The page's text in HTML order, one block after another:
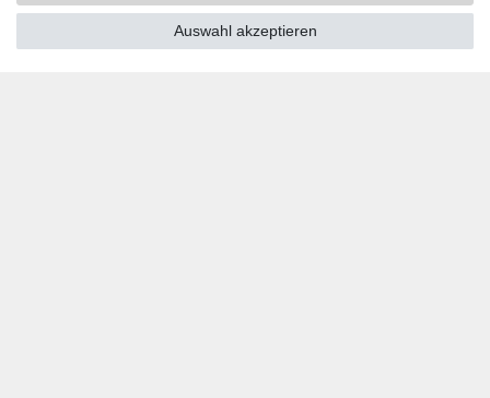
Auswahl akzeptieren